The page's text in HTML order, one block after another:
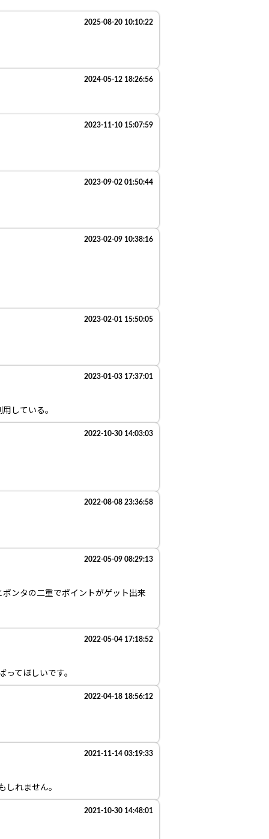
2025-08-20 10:10:22
2024-05-12 18:26:56
2023-11-10 15:07:59
2023-09-02 01:50:44
2023-02-09 10:38:16
2023-02-01 15:50:05
2023-01-03 17:37:01
している。
2022-10-30 14:03:03
2022-08-08 23:36:58
2022-05-09 08:29:13
ンタの二重でポイントがゲット出来
2022-05-04 17:18:52
てほしいです。
2022-04-18 18:56:12
2021-11-14 03:19:33
しれません。
2021-10-30 14:48:01